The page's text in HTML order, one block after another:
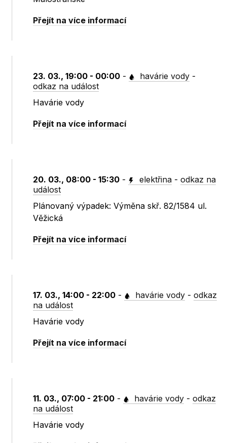
Přejít na více informací
23. 03., 19:00 - 00:00 - havárie vody -
odkaz na událost
Havárie vody
Přejít na více informací
20. 03., 08:00 - 15:30 - elektřina -odkaz na
událost
Plánovaný výpadek: Výměna skř. 82/1584 ul.
Věžická
Přejít na více informací
17. 03., 14:00 - 22:00 - havárie vody -odkaz
na událost
Havárie vody
Přejít na více informací
11. 03., 07:00 - 21:00 - havárie vody -odkaz
na událost
Havárie vody